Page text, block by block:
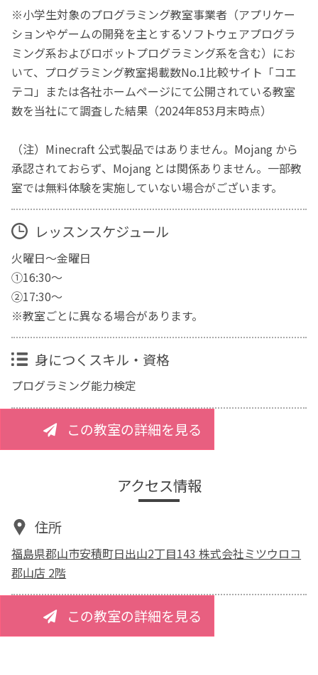
※小学生対象のプログラミング教室事業者（アプリケー
ションやゲームの開発を主とするソフトウェアプログラ
ミング系およびロボットプログラミング系を含む）にお
いて、プログラミング教室掲載数No.1比較サイト「コエ
テコ」または各社ホームページにて公開されている教室
数を当社にて調査した結果（2024年853月末時点）
（注）Minecraft 公式製品ではありません。Mojang から
承認されておらず、Mojang とは関係ありません。一部教
室では無料体験を実施していない場合がございます。
レッスンスケジュール
火曜日～金曜日
①16:30～
②17:30～
※教室ごとに異なる場合があります。
身につくスキル・資格
プログラミング能力検定
この教室の詳細を見る
アクセス情報
住所
福島県郡山市安積町日出山2丁目143 株式会社ミツウロコ
郡山店 2階
この教室の詳細を見る